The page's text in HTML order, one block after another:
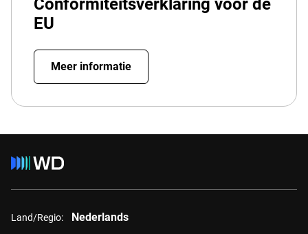
Conformiteitsverklaring voor de
EU
Meer informatie
Land/Regio: Nederlands